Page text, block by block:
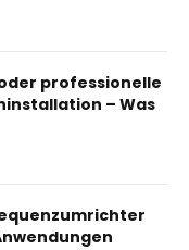
professionelle
– Was